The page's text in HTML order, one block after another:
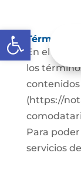
Abrir barra de
Términos
En el
los
contenidos
(https://
Para
servicios